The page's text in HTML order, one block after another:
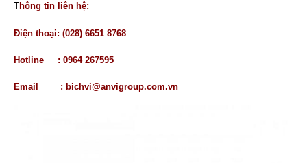
Thông tin liên hệ:
Điện thoại: (028) 6651 8768
Hotline : 0964 267595
Email : bichvi@anvigroup.com.vn